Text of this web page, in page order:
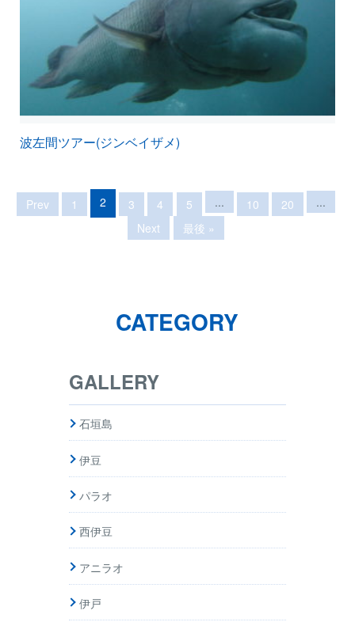
波左間ツアー(ジンベイザメ)
Prev 1 2 3 4 5 ... 10 20
...
Next
最後 »
CATEGORY
GALLERY
石垣島
伊豆
パラオ
西伊豆
アニラオ
伊戸